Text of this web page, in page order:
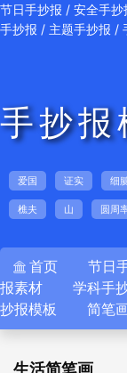
节日手抄报 / 安全手抄
手抄报 / 主题手抄报 /
手抄报
爱国 证实 细
樵夫 山 圆周
 首页 节日
报素材
学科手
抄报模板
简笔
生活简笔画